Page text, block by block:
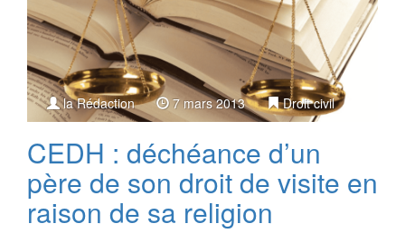
la Rédaction 7 mars 2013 Droit civil
CEDH : déchéance d’un
père de son droit de visite en
raison de sa religion